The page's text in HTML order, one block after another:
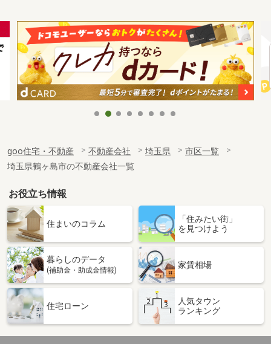
goo住宅・不動産 不動産会社 埼玉県
市区一覧
埼玉県鶴ヶ島市の不動産会社一覧
お役立ち情報
住まいのコラム
「住みたい街」
を見つけよう
暮らしのデータ
(補助金・助成金情報)
家賃相場
住宅ローン
人気タウン
ランキング